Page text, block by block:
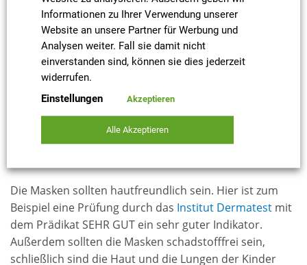
Community Masken , oder auch Alltagsmasken, ist ein
Überbegriff für nicht zertifizierte Masken.
Entsprechend gibt es hier die selbst gefertigte Masken
wie zu Beginn des Kampfes gegen SARS-CoV-2, als auch
Masken, die ähnliche Schutzwirkung wie OP-Masken
oder auch ähnlich FFP2 Masken bieten.
Wichtig bei allen Masken ist, dass hier die richtigen
Vliesstoffeverwendet werden, damit die Masken die
Die Masken sollten hautfreundlich sein. Hier ist zum
Beispiel eine Prüfung durch das Institut Dermatest mit
dem Prädikat SEHR GUT ein sehr guter Indikator.
Außerdem sollten die Masken schadstofffrei sein,
schließlich sind die Haut und die Lungen der Kinder
Informationen zu Ihrer Verwendung unserer
Website an unsere Partner für Werbung und
Analysen weiter. Fall sie damit nicht
einverstanden sind, können sie dies jederzeit
widerrufen.
Einstellungen
Akzeptieren
Alle Akzeptieren